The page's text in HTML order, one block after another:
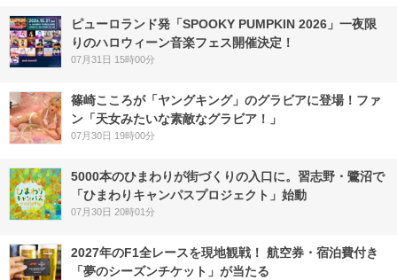
ピューロランド発「SPOOKY PUMPKIN 2026」一夜限
りのハロウィーン音楽フェス開催決定！
07月31日 15時00分
篠崎こころが「ヤングキング」のグラビアに登場！ファ
ン「天女みたいな素敵なグラビア！」
07月30日 19時00分
5000本のひまわりが街づくりの入口に。習志野・鷺沼で
「ひまわりキャンパスプロジェクト」始動
07月30日 20時01分
2027年のF1全レースを現地観戦！ 航空券・宿泊費付き
「夢のシーズンチケット」が当たる